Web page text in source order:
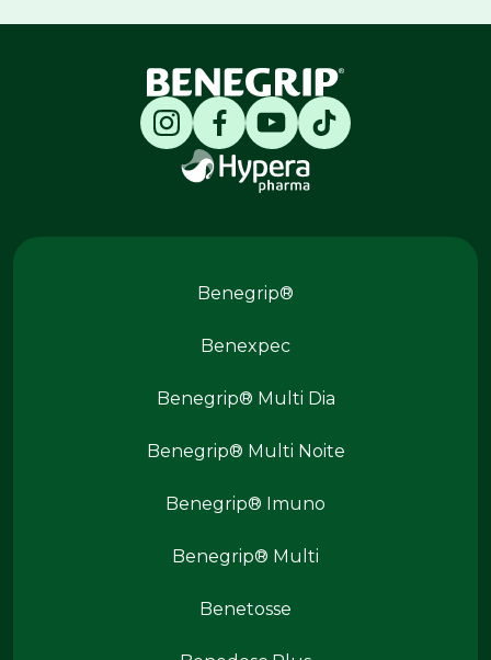
Produtos Benegrip
Benegrip®
Benexpec
Benegrip® Multi Dia
Benegrip® Multi Noite
Benegrip® Imuno
Produtos Benegrip
Benegrip® Multi
Benetosse